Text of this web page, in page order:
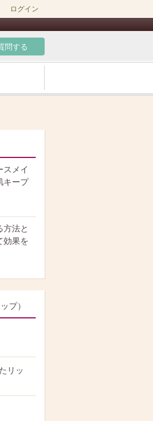
ログイン
問する
スメイ
キープ
方法と
効果を
プ）
リッ